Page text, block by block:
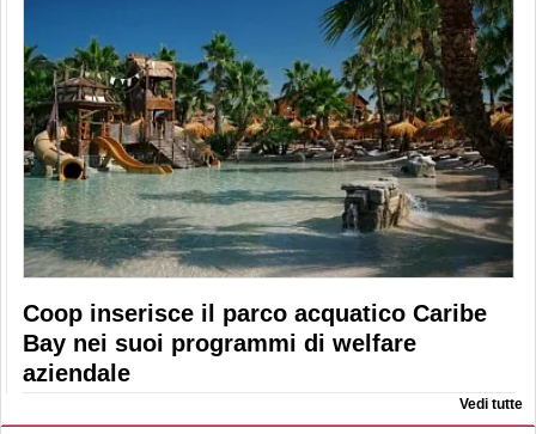
Coop inserisce il parco acquatico Caribe
Bay nei suoi programmi di welfare
aziendale
Vedi tutte